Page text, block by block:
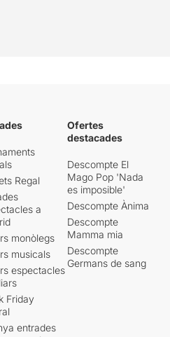
Regal
a
monòlegs
musicals
espectacles
Friday
entrades
Ofertes
destacades
Descompte El
Mago Pop 'Nada
es imposible'
Descompte Ànima
Descompte
Mamma mia
Descompte
Germans de sang